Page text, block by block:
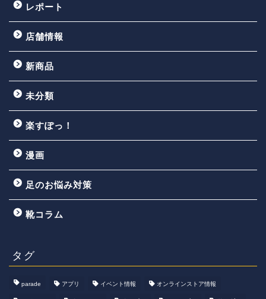
レポート
店舗情報
新商品
未分類
楽すぽっ！
漫画
足のお悩み対策
靴コラム
タグ
parade アプリ イベント情報 オンラインストア情報